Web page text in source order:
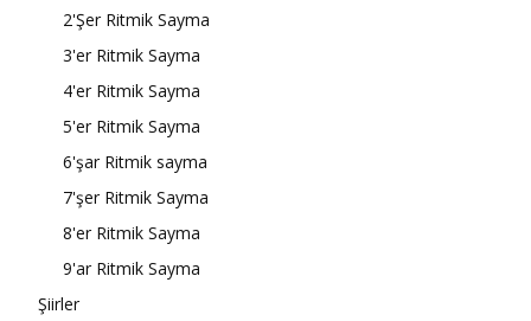
2'Şer Ritmik Sayma
3'er Ritmik Sayma
4'er Ritmik Sayma
5'er Ritmik Sayma
6'şar Ritmik sayma
7'şer Ritmik Sayma
8'er Ritmik Sayma
9'ar Ritmik Sayma
Şiirler